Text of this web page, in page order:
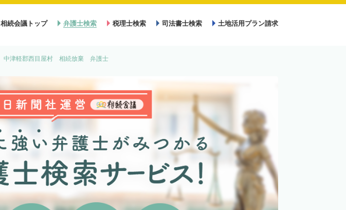
相続会議トップ 弁護士検索 税理士検索 司法書士検索 土地活用プラン請求
中津軽郡西目屋村 相続放棄 弁護士